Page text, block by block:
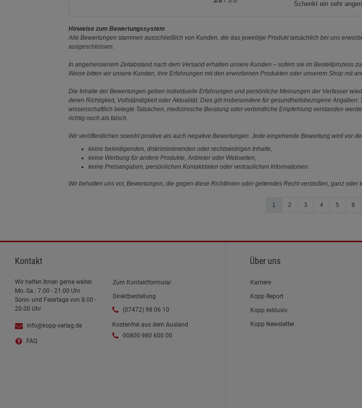
Schenkt ein sehr
Hinweise zum Bewertungssystem
Alle Bewertungen stammen ausschließlich von Kunden, die das jeweilige Produkt tatsächlich bei uns
ausgeschlossen.
In angemessenem Zeitabstand nach dem Versand erhalten unsere Kunden – sofern sie im Bestellprozess
Weise bitten wir unsere Kunden, ihre Erfahrungen mit den erworbenen Produkten oder unserem Shop mit
Die Inhalte der Bewertungen geben individuelle Erfahrungen und persönliche Meinungen der Verfasser
deren Richtigkeit, Vollständigkeit oder Aktualität. Dies gilt insbesondere für gesundheitsbezogene
wissenschaftlich belegte Tatsachen, medizinische Beratung oder verbindliche Empfehlung verstanden
richtig noch als falsch.
Wir veröffentlichen sowohl positive als auch negative Bewertungen. Jede eingehende Bewertung wird vor
keine beleidigenden, diskriminierenden oder rechtswidrigen Inhalte,
keine Werbung für andere Produkte, Anbieter oder Webseiten,
keine Preisangaben, persönlichen Kontaktdaten oder vertraulichen Informationen.
Wir behalten uns vor, Bewertungen, die gegen diese Richtlinien oder geltendes Recht verstoßen, ganz
1 2 3 4 5 6
Kontakt
Wir helfen Ihnen gerne weiter.
Mo.-Sa.: 7.00 - 21.00 Uhr
Sonn- und Feiertage von 8.00 -
20.00 Uhr
info@kopp-verlag.de
FAQ
Zum Kontaktformular
Direktbestellung
(07472) 98 06 10
Kostenfrei aus dem Ausland
00800 980 600 00
Über uns
Karriere
Kopp Report
Kopp exklusiv
Kopp Newsletter